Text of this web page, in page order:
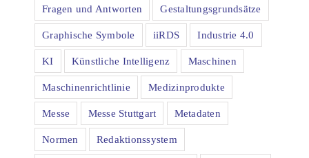
Fragen und Antworten Gestaltungsgrundsätze
Graphische Symbole iiRDS Industrie 4.0
KI Künstliche Intelligenz Maschinen
Maschinenrichtlinie Medizinprodukte
Messe Messe Stuttgart Metadaten
Normen Redaktionssystem